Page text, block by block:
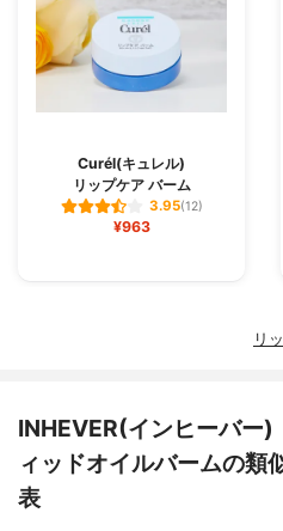
Curél(キュレル)
リップケア バーム
3.95(12)
¥963
リ
INHEVER(インヒーバー)
ィッドオイルバームの類
表